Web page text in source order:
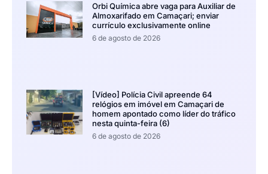
Orbi Química abre vaga para Auxiliar de
Almoxarifado em Camaçari; enviar
currículo exclusivamente online
6 de agosto de 2026
[Vídeo] Polícia Civil apreende 64
relógios em imóvel em Camaçari de
homem apontado como líder do tráfico
nesta quinta-feira (6)
6 de agosto de 2026